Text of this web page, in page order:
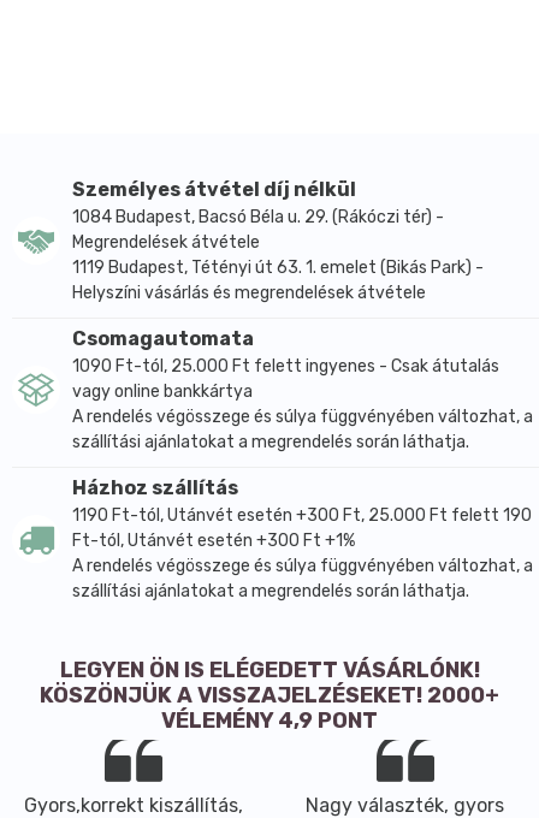
Személyes átvétel díj nélkül
1084 Budapest, Bacsó Béla u. 29. (Rákóczi tér) -
Megrendelések átvétele
1119 Budapest, Tétényi út 63. 1. emelet (Bikás Park) -
Helyszíni vásárlás és megrendelések átvétele
Csomagautomata
1090 Ft-tól, 25.000 Ft felett ingyenes - Csak átutalás
vagy online bankkártya
A rendelés végösszege és súlya függvényében változhat, a
szállítási ajánlatokat a megrendelés során láthatja.
Házhoz szállítás
1190 Ft-tól, Utánvét esetén +300 Ft, 25.000 Ft felett 190
Ft-tól, Utánvét esetén +300 Ft +1%
A rendelés végösszege és súlya függvényében változhat, a
szállítási ajánlatokat a megrendelés során láthatja.
LEGYEN ÖN IS ELÉGEDETT VÁSÁRLÓNK!
KÖSZÖNJÜK A VISSZAJELZÉSEKET! 2000+
VÉLEMÉNY 4,9 PONT
Gyors,korrekt kiszállítás,
Nagy választék, gyors